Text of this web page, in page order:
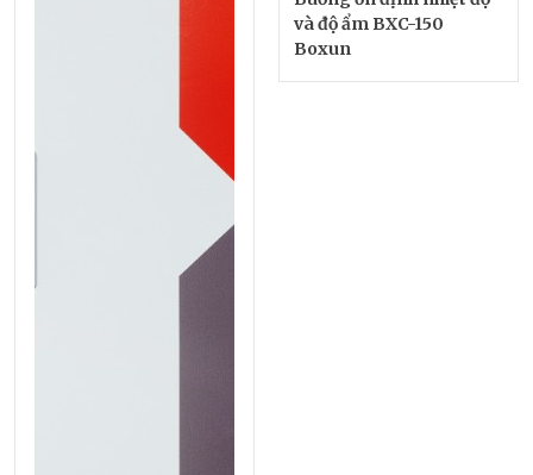
và độ ẩm BXC-150
Boxun